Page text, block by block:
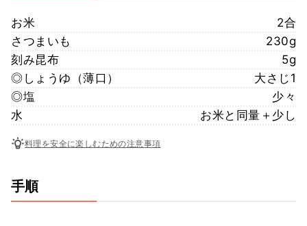
お米
2合
さつまいも
230g
刻み昆布
5g
◎しょうゆ（薄口）
大さじ1
◎塩
少々
水
お米と同量＋少し
料理を安全に楽しむための注意事項
手順